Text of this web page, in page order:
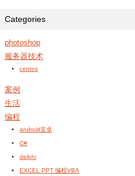
Categories
photoshop
服务器技术
centos
案例
生活
编程
android安卓
C#
delphi
EXCEL PPT 编程VBA